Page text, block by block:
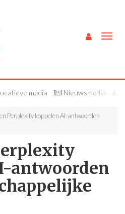
media Nieuwsmedia
Perplexity koppelen AI-antwoorden
antwoorden